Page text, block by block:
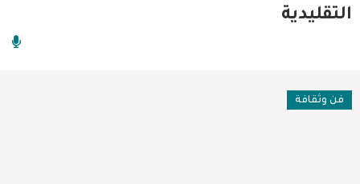
التقليدية
فن وثقافة
امنية
فن وثقافة